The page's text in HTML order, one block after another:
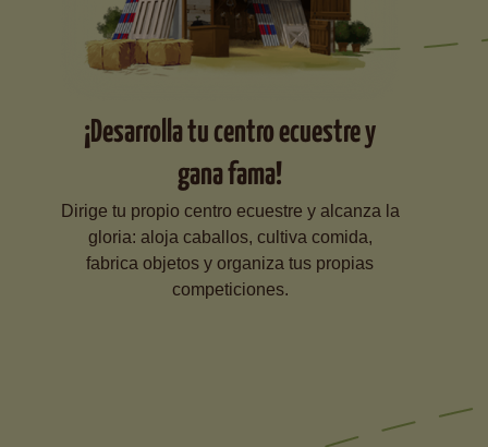
¡Desarrolla tu centro ecuestre y
gana fama!
Dirige tu propio centro ecuestre y alcanza la
gloria: aloja caballos, cultiva comida,
fabrica objetos y organiza tus propias
competiciones.